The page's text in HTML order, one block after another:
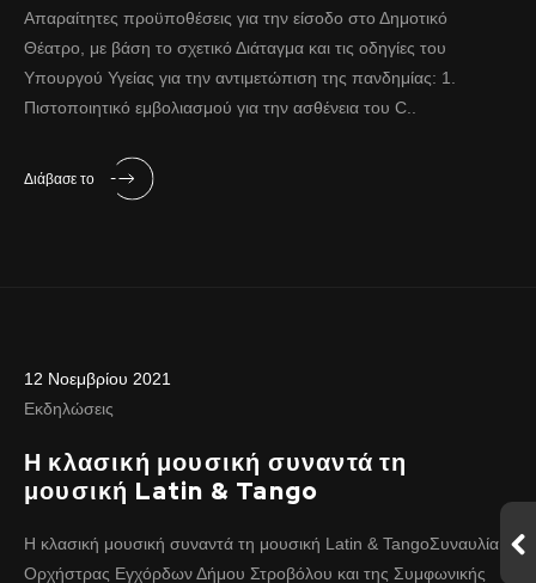
Απαραίτητες προϋποθέσεις για την είσοδο στο Δημοτικό
Θέατρο, με βάση το σχετικό Διάταγμα και τις οδηγίες του
Υπουργού Υγείας για την αντιμετώπιση της πανδημίας: 1.
Πιστοποιητικό εμβολιασμού για την ασθένεια του C..
Διάβασε το
12 Νοεμβρίου 2021
Εκδηλώσεις
Η κλασική μουσική συναντά τη
μουσική Latin & Tango
Η κλασική μουσική συναντά τη μουσική Latin & TangoΣυναυλία
Ορχήστρας Εγχόρδων Δήμου Στροβόλου και της Συμφωνικής